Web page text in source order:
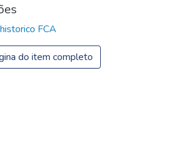
FCA
do item completo